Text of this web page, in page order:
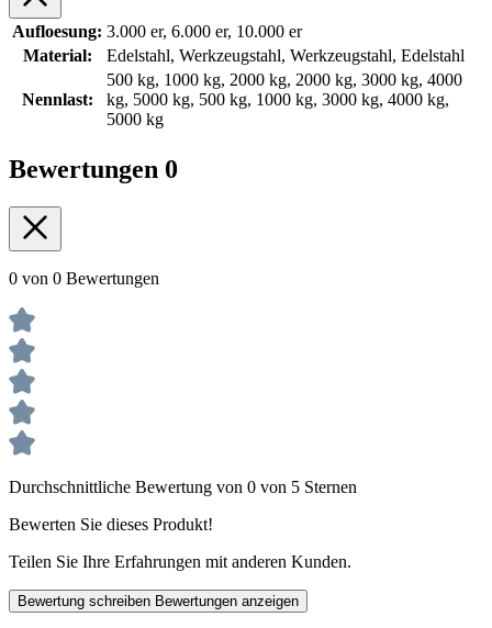
Aufloesung: 3.000 er, 6.000 er, 10.000 er
Material:
Edelstahl, Werkzeugstahl, Werkzeugstahl, Edelstahl
Nennlast:
500 kg, 1000 kg, 2000 kg, 2000 kg, 3000 kg, 4000
kg, 5000 kg, 500 kg, 1000 kg, 3000 kg, 4000 kg,
5000 kg
Bewertungen 0
0 von 0 Bewertungen
Durchschnittliche Bewertung von 0 von 5 Sternen
Bewerten Sie dieses Produkt!
Teilen Sie Ihre Erfahrungen mit anderen Kunden.
Bewertung schreiben Bewertungen anzeigen